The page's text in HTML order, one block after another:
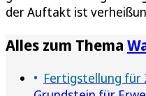
der Auftakt ist
Alles zum Thema
Fertigstellung für